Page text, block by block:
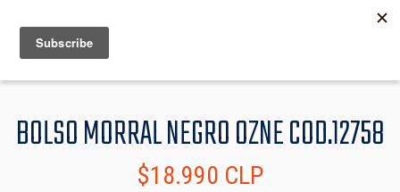
MENU
BOLSO MORRAL NEGRO OZNE COD.12758
$18.990 CLP